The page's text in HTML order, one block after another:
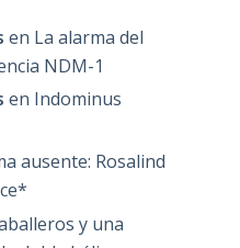
en La alarma del
NDM-1
en Indominus
ausente: Rosalind
y una